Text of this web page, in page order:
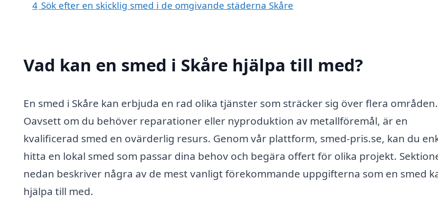
4 Sök efter en skicklig smed i de omgivande städerna Skåre
Vad kan en smed i Skåre hjälpa till med?
En smed i Skåre kan erbjuda en rad olika tjänster som sträcker sig över flera områden.
Oavsett om du behöver reparationer eller nyproduktion av metallföremål, är en
kvalificerad smed en ovärderlig resurs. Genom vår plattform, smed-pris.se, kan du
hitta en lokal smed som passar dina behov och begära offert för olika projekt.
nedan beskriver några av de mest vanligt förekommande uppgifterna som en smed
hjälpa till med.